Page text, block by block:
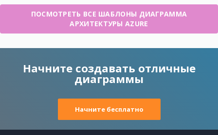
ПОСМОТРЕТЬ ВСЕ ШАБЛОНЫ ДИАГРАММА
АРХИТЕКТУРЫ AZURE
Начните создавать отличные
диаграммы
Начните бесплатно